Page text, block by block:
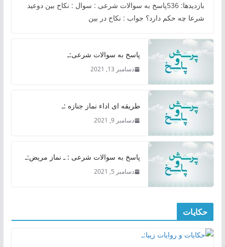
بازدیدها: 536پاسخ به سوالات شرعی : سوال : نکاح بین دوعید
شرعا چه حکم دارد؟ جواب : نکاح در بین
پاسخ به سوالات شرعی:ـ
دسامبر 13, 2021
طریقه ای اداء نماز جنازه :ـ
دسامبر 9, 2021
پاسخ به سوالات شرعی : ـ نماز مریض:ـ
دسامبر 5, 2021
حکایات